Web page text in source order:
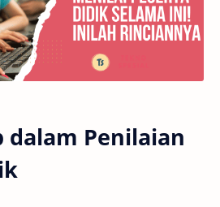
dalam Penilaian